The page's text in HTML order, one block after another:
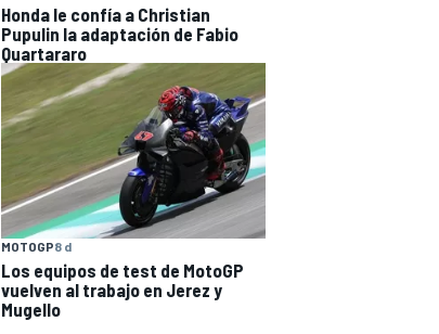
Honda le confía a Christian
Pupulin la adaptación de Fabio
Quartararo
MOTOGP8 d
Los equipos de test de MotoGP
vuelven al trabajo en Jerez y
Mugello